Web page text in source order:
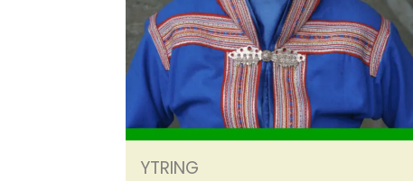
YTRING